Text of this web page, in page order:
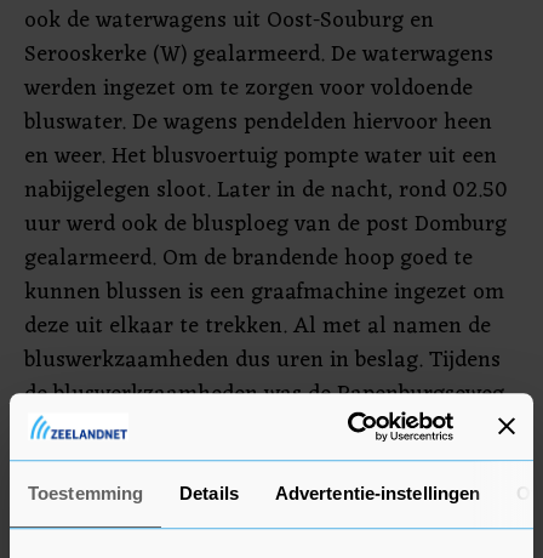
Toestemming Details Advertentie-instellingen
ook de waterwagens uit Oost-Souburg en
Serooskerke (W) gealarmeerd. De waterwagens
werden ingezet om te zorgen voor voldoende
bluswater. De wagens pendelden hiervoor heen
en weer. Het blusvoertuig pompte water uit een
nabijgelegen sloot. Later in de nacht, rond 02.50
uur werd ook de blusploeg van de post Domburg
gealarmeerd. Om de brandende hoop goed te
kunnen blussen is een graafmachine ingezet om
deze uit elkaar te trekken. Al met al namen de
bluswerkzaamheden dus uren in beslag. Tijdens
de bluswerkzaamheden was de Rapenburgseweg
ter plekke afgesloten.